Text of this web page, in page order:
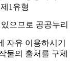
1유형
으므로 공공누리
자유 이용하시기
물의 출처를 구체